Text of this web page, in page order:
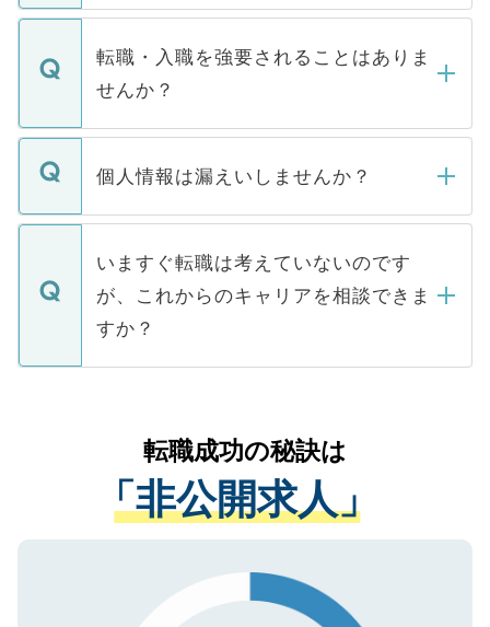
ます。通常、5営業日以内にはご連絡をせて
いただきますので、しばらくお待ちくださ
マイナビDOCTORで取り扱っている求人の
うち約3割は、Webサイトからご覧いただ
けない「非公開求人」です。非公開求人は
下記の理由によって、一般には公開してい
ません。
■応募殺到を避けるため 人気のある医療機
関を公にしてしまうと、応募が殺到する場
に、医療機関が求める条件に合った人材の
みを人材紹介会社に依頼するケースが増え
ています。
転職・入職を強要されることはありま
せんか？
転職・入職を強要することは一切ありませ
ん。また、仮に応募先から内定をいただい
定を承諾する必要はありません。内定先へ
の辞退の連絡はキャリアパートナーが行い
個人情報は漏えいしませんか？
個人情報が漏えいすることはありませんの
で、ご安心ください。当サイトからの登録
などで収集したご登録者様の個人情報は、
ご本人のキャリアアップおよび転職活動の
支援を目的に使用いたします。お預かりし
ているすべての個人データはご本人の許可
は、個人情報の取り扱いについての厳密な
管理基準を満たした事業者のみに付与され
る、プライバシーマークを取得済みです。
で、機密保持に関してもご安心ください。
いますぐ転職は考えていないのです
が、これからのキャリアを相談できま
すか？
かがいして、現在の医療機関の状況や紹介
経験をまじえながら、適切なアドバイスを
させていただきます。すぐにご転職をされ
ない方には、長期的なサポートが可能です
ので、まずはご登録ください。
転職成功の秘訣は
「非公開求人」